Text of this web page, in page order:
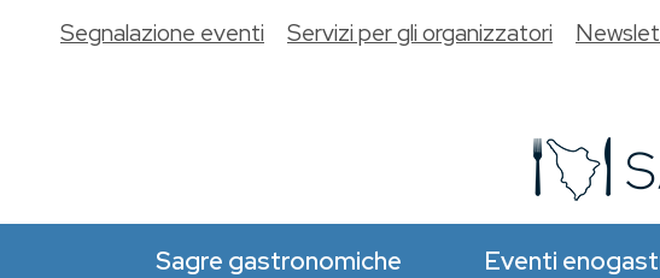
Sagre gastronomiche Eventi
Segnalazione eventi Servizi per gli organizzatori